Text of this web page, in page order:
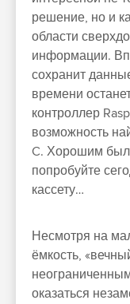
решение, но и
области
информации.
сохранит
времени
контроллер
возможность
C. Хорошим был
попробуйте
кассету…
Несмотря на
ёмкость,
оказаться